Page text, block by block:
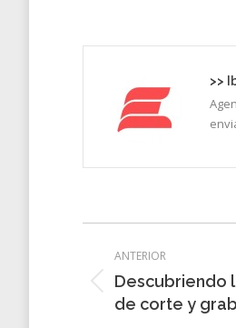
>>
entre
entradas
ANTERIOR
Entrada
anterior:
Descubriendo
de corte y